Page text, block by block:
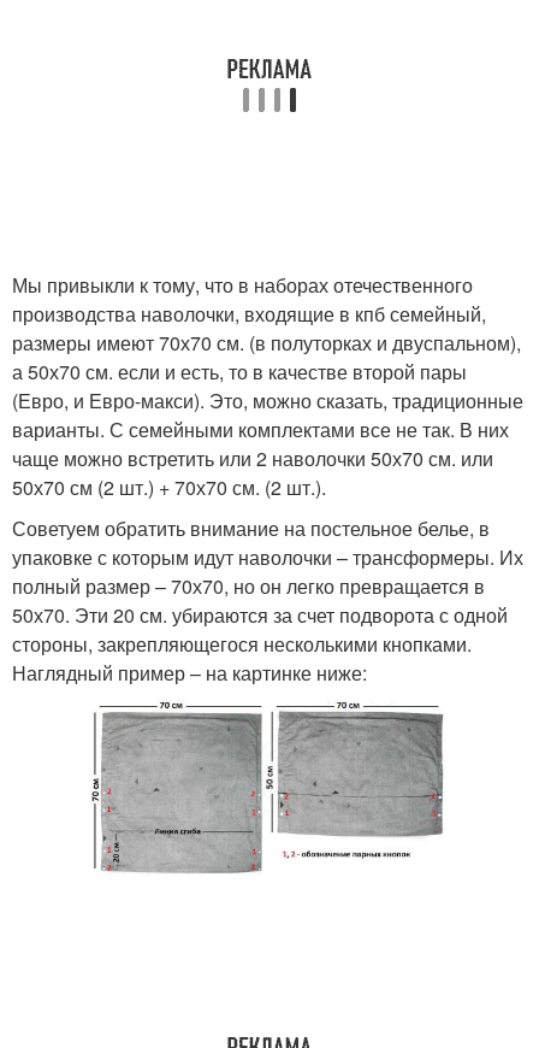
Мы привыкли к тому, что в наборах отечественного
производства наволочки, входящие в кпб семейный,
размеры имеют 70х70 см. (в полуторках и двуспальном),
а 50х70 см. если и есть, то в качестве второй пары
(Евро, и Евро-макси). Это, можно сказать, традиционные
варианты. С семейными комплектами все не так. В них
чаще можно встретить или 2 наволочки 50х70 см. или
50х70 см (2 шт.) + 70х70 см. (2 шт.).
Советуем обратить внимание на постельное белье, в
упаковке с которым идут наволочки – трансформеры. Их
полный размер – 70х70, но он легко превращается в
50х70. Эти 20 см. убираются за счет подворота с одной
стороны, закрепляющегося несколькими кнопками.
Наглядный пример – на картинке ниже: